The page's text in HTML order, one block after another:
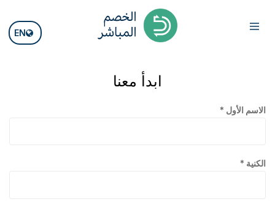
EN
ابدأ معنا
الاسم الأول *
الكنية *